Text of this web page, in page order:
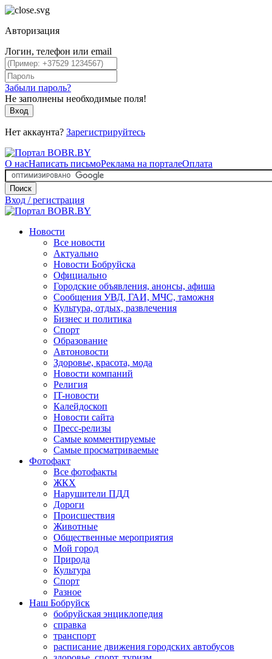
Авторизация
Логин, телефон или email
Забыли пароль?
Не заполнены необходимые поля!
Вход
Нет аккаунта? Зарегистрируйтесь
О насНаписать письмоРеклама на порталеОплата
Поиск
Вход / регистрация
Новости
Все новости
Актуально
Новости Бобруйска
Официально
Городские объявления, анонсы, афиша
Сообщения УВД, ГАИ, МЧС, таможня
Культура, отдых, развлечения
Бизнес и политика
Спорт
Образование
Автоновости
Здоровье, красота, мода
Новости компаний
Религия
IT-новости
Калейдоскоп
Новости сайта
Пресс-релизы
Самые комментируемые
Самые просматриваемые
Фотофакт
Все фотофакты
ЖКХ
Нарушители ПДД
Дороги
Происшествия
Животные
Общественные мероприятия
Мой город
Природа
Культура
Спорт
Разное
Наш Бобруйск
бобруйская энциклопедия
справка
транспорт
расписание движения городских автобусов